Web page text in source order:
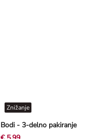
Bodi - 3-delno pakiranje
Znižanje